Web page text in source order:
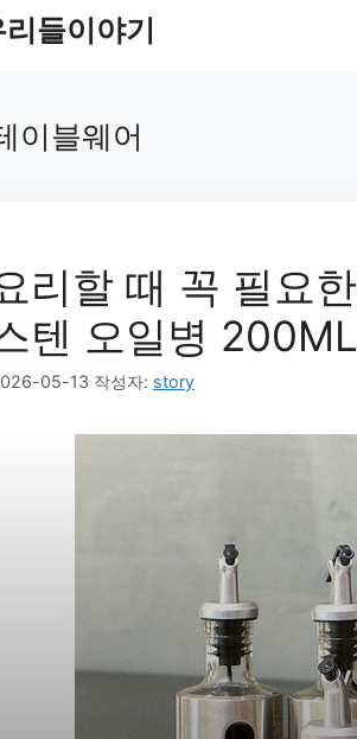
리들이야기
이블웨어
리할 때 꼭 필요
텐 오일병
05-13 작성자: story